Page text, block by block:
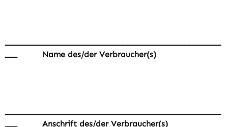
_____________________________________________________
___
Name des/der Verbraucher(s)
_____________________________________________________
___
Anschrift des/der Verbraucher(s)